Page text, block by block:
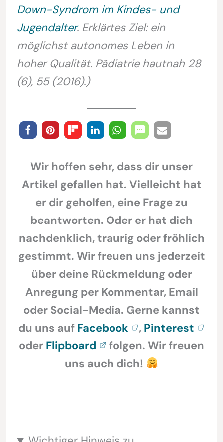
Down-Syndrom im Kindes- und
Jugendalter. Erklärtes Ziel: ein
möglichst autonomes Leben in
hoher Qualität. Pädiatrie hautnah 28
(6), 55 (2016).)
Wir hoffen sehr, dass dir unser
Artikel gefallen hat. Vielleicht hat
er dir geholfen, eine Frage zu
beantworten. Oder er hat dich
nachdenklich, traurig oder fröhlich
gestimmt. Wir freuen uns jederzeit
über deine Rückmeldung oder
Anregung per Kommentar, Email
oder Social-Media. Gerne kannst
du uns auf Facebook , Pinterest
oder Flipboard
folgen. Wir freuen
uns auch dich!